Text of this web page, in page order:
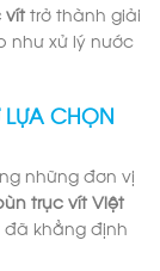
víttrở thành giải
như xử lý nước
LỰA CHỌN
những đơn vị
trục vít Việt
đã khẳng định